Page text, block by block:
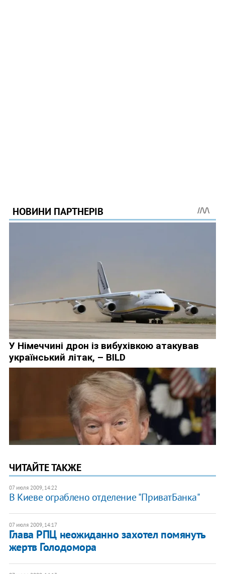
ЧИТАЙТЕ ТАКЖЕ
07 июля 2009, 14:22
В Киеве ограблено отделение "ПриватБанка"
07 июля 2009, 14:17
Глава РПЦ неожиданно захотел помянуть
жертв Голодомора